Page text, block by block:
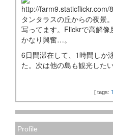
タンタラスの丘からの夜景
写ってます。Flickrで高解
かなり興奮…。
6日間滞在して、1時間しか
た。次は他の島も観光したい
[ tags:
Profile